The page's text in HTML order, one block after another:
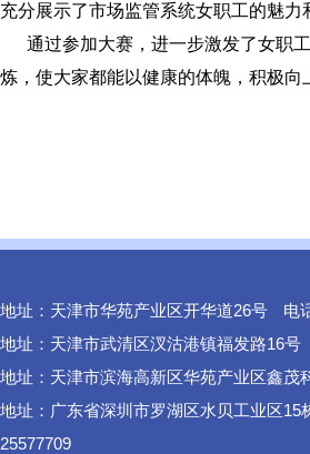
充分展示了市场监管系统女职工的魅
通过参加大赛，进一步激发了女职工
炼，使大家都能以健康的体魄，积极
地址：天津市华苑产业区开华道26号
电
地址：天津市武清区汊沽港镇福发路16号
地址：天津市滨海高新区华苑产业区鑫茂
地址：广东省深圳市罗湖区水贝工业区
25577709